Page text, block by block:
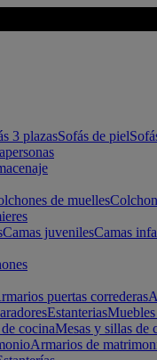
3 plazasSofás de piel
de muelles
Camas juvenilesCamas
puertas correderas
Estanterias
cocinaMesas y sillas de
Armarios de